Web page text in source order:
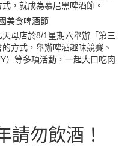
，就成為慕尼黑啤酒節。
母店於8/1星期六舉辦「第三
方式，舉辦啤酒趣味競賽、
）等多項活動，一起大口吃肉
請勿飲酒！